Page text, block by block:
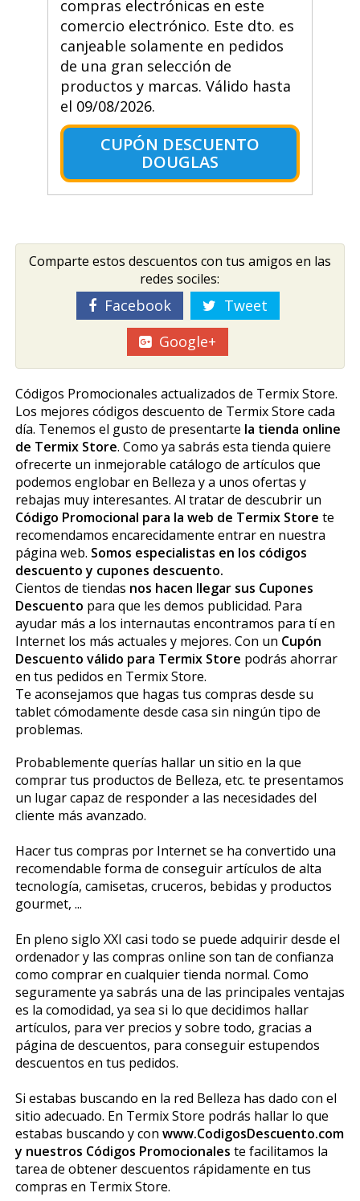
compras electrónicas en este
comercio electrónico. Este dto. es
canjeable solamente en pedidos
de una gran selección de
productos y marcas. Válido hasta
el 09/08/2026.
CUPÓN DESCUENTO
DOUGLAS
Comparte estos descuentos con tus amigos en las
redes sociles:
Facebook
Tweet
Google+
Códigos Promocionales actualizados de Termix Store.
Los mejores códigos descuento de Termix Store cada
día. Tenemos el gusto de presentarte la tienda online
de Termix Store. Como ya sabrás esta tienda quiere
ofrecerte un inmejorable catálogo de artículos que
podemos englobar en Belleza y a unos ofertas y
rebajas muy interesantes. Al tratar de descubrir un
Código Promocional para la web de Termix Store te
recomendamos encarecidamente entrar en nuestra
página web. Somos especialistas en los códigos
descuento y cupones descuento.
Cientos de tiendas nos hacen llegar sus Cupones
Descuento para que les demos publicidad. Para
ayudar más a los internautas encontramos para tí en
Internet los más actuales y mejores. Con un Cupón
Descuento válido para Termix Store podrás ahorrar
en tus pedidos en Termix Store.
Te aconsejamos que hagas tus compras desde su
tablet cómodamente desde casa sin ningún tipo de
problemas.
Probablemente querías hallar un sitio en la que
comprar tus productos de Belleza, etc. te presentamos
un lugar capaz de responder a las necesidades del
cliente más avanzado.
Hacer tus compras por Internet se ha convertido una
recomendable forma de conseguir artículos de alta
tecnología, camisetas, cruceros, bebidas y productos
gourmet, ...
En pleno siglo XXI casi todo se puede adquirir desde el
ordenador y las compras online son tan de confianza
como comprar en cualquier tienda normal. Como
seguramente ya sabrás una de las principales ventajas
es la comodidad, ya sea si lo que decidimos hallar
artículos, para ver precios y sobre todo, gracias a
página de descuentos, para conseguir estupendos
descuentos en tus pedidos.
Si estabas buscando en la red Belleza has dado con el
sitio adecuado. En Termix Store podrás hallar lo que
estabas buscando y con www.CodigosDescuento.com
y nuestros Códigos Promocionales te facilitamos la
tarea de obtener descuentos rápidamente en tus
compras en Termix Store.